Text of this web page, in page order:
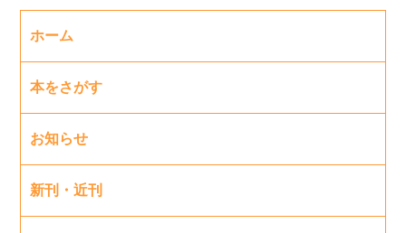
ホーム
本をさがす
お知らせ
新刊・近刊